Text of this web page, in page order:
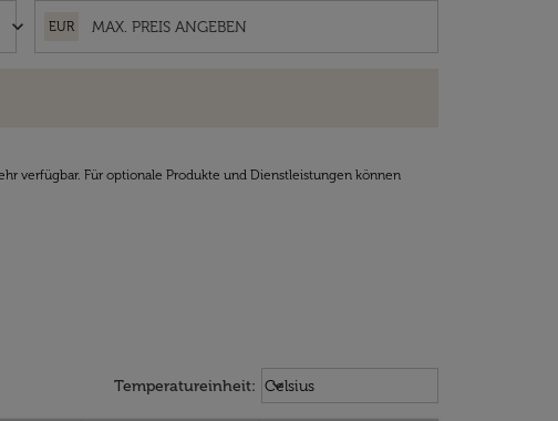
keyboard_arrow_down EUR
verfügbar. Für optionale Produkte und Dienstleistungen können
Temperatureinheit: Weather unit option Celsius
Celsius
keyboard_arrow_down